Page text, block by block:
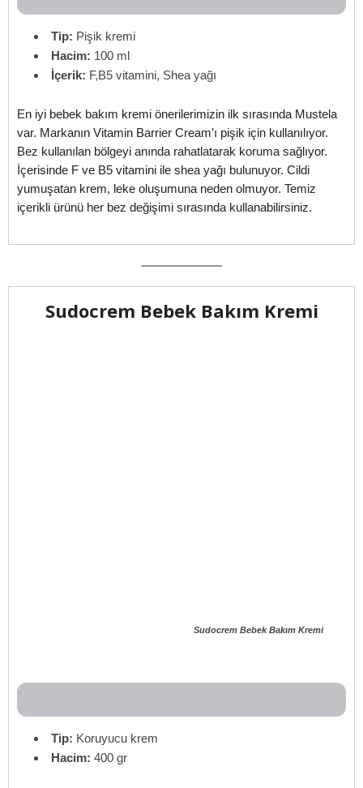
Tip: Pişik kremi
Hacim: 100 ml
İçerik: F,B5 vitamini, Shea yağı
En iyi bebek bakım kremi önerilerimizin ilk sırasında Mustela
var. Markanın Vitamin Barrier Cream’ı pişik için kullanılıyor.
Bez kullanılan bölgeyi anında rahatlatarak koruma sağlıyor.
İçerisinde F ve B5 vitamini ile shea yağı bulunuyor. Cildi
yumuşatan krem, leke oluşumuna neden olmuyor. Temiz
içerikli ürünü her bez değişimi sırasında kullanabilirsiniz.
Sudocrem Bebek Bakım Kremi
Sudocrem Bebek Bakım Kremi
Tip: Koruyucu krem
Hacim: 400 gr